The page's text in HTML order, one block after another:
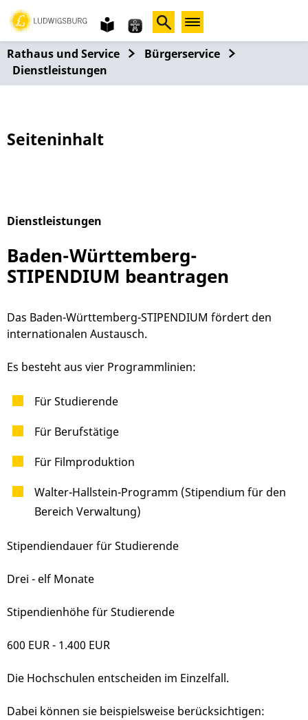
Gebärdensprache
leichte
Sprache
Rathaus und Service
Bürgerservice
Dienstleistungen
Seiteninhalt
Dienstleistungen
Baden-Württemberg-
STIPENDIUM beantragen
Das Baden-Württemberg-STIPENDIUM fördert den
internationalen Austausch.
Es besteht aus vier Programmlinien:
Für Studierende
Für Berufstätige
Für Filmproduktion
Walter-Hallstein-Programm (Stipendium für den
Bereich Verwaltung)
Stipendiendauer für Studierende
Drei - elf Monate
Stipendienhöhe für Studierende
600 EUR - 1.400 EUR
Die Hochschulen entscheiden im Einzelfall.
Dabei können sie beispielsweise berücksichtigen: